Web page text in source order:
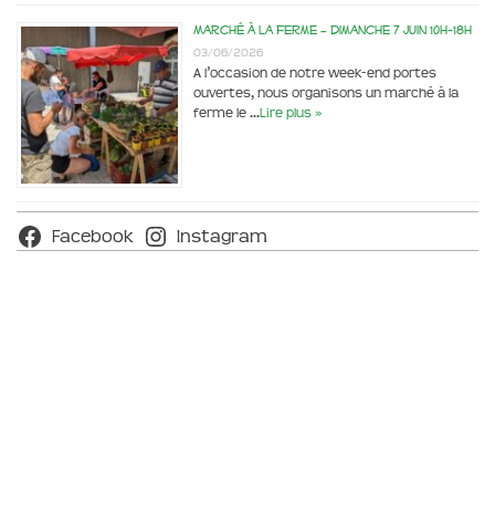
Marché à la ferme – dimanche 7 juin 10h-18h
03/06/2026
A l’occasion de notre week-end portes
ouvertes, nous organisons un marché à la
ferme le …Lire plus »
Facebook Instagram